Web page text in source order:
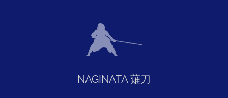
NAGINATA 薙刀